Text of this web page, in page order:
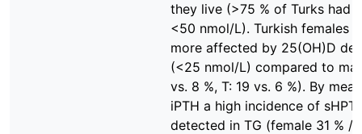
they live (>75 % of Turks had
<50 nmol/L). Turkish females
more affected by 25(OH)D
(<25 nmol/L) compared to
vs. 8 %, T: 19 vs. 6 %). By
iPTH a high incidence of sHPT
detected in TG (female 31 % /